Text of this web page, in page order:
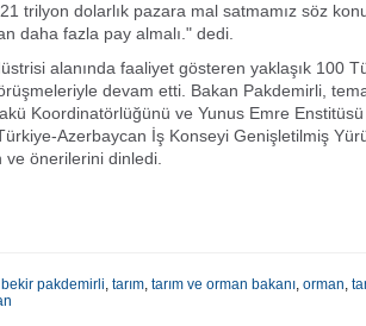
trilyon dolarlık pazara mal satmamız söz
daha fazla pay almalı." dedi.
alanında faaliyet gösteren yaklaşık 100
devam etti. Bakan Pakdemirli,
Koordinatörlüğünü ve Yunus Emre
Azerbaycan İş Konseyi Genişletilmiş
ve önerilerini dinledi.
bekir pakdemirli, tarım, tarım ve orman bakanı, orman,